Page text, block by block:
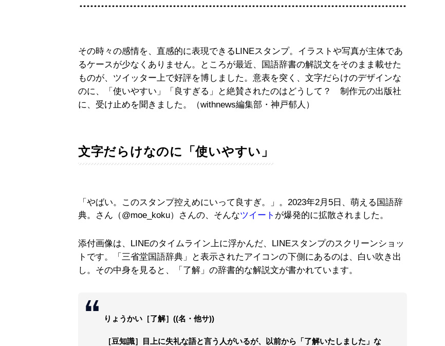
その時々の感情を、直感的に表現できるLINEスタンプ。イラストや写真が主体であ
るケースが少なくありません。ところが最近、国語辞書の解説文をそのまま載せた
ものが、ツイッター上で好評を博しました。意表を突く、文字だらけのデザインな
のに、「使いやすい」「良すぎる」と絶賛されたのはどうして？ 制作元の出版社
に、受け止めを聞きました。（withnews編集部・神戸郁人）
文字だらけなのに「使いやすい」
「やばい。このスタンプ控えめにいって良すぎ。」。2023年2月5日、萌える国語辞
典。さん（@moe_koku）さんの、そんなツイート が爆発的に拡散されました。
添付画像は、LINEのタイムライン上に浮かんだ、LINEスタンプのスクリーンショッ
トです。「三省堂国語辞典」と表示されたアイコンの下側にあるのは、白い吹き出
し。その中身を見ると、「了解」の辞書的な解説文が書かれています。
りょうかい［了解］((名・他サ))
［豆知識］目上に失礼な語と言う人がいるが、以前から「了解いたしました」な